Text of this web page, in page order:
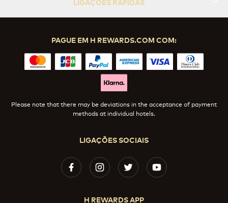
LIGAÇÕES SOCIAIS
H REWARDS APP
PAGUE EM H REWARDS.COM COM:
Please note that there may be deviations in the acceptance of payment
methods at individual hotels.